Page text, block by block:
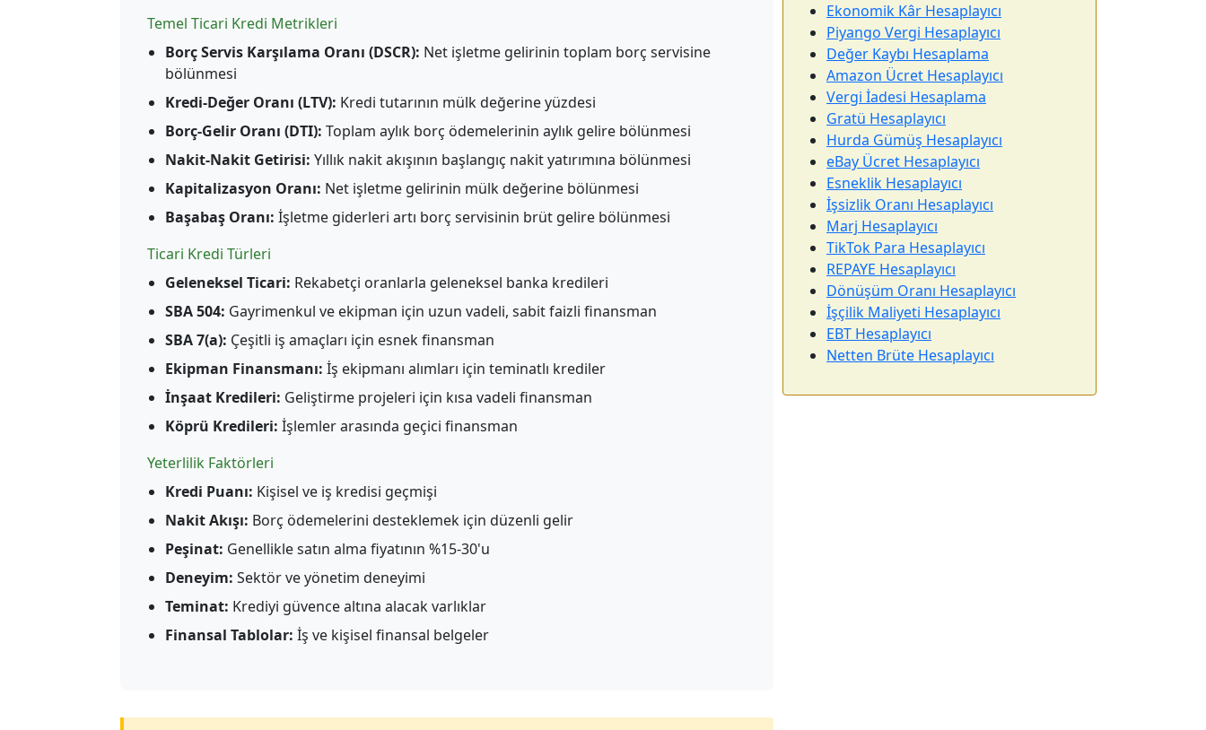
Temel Ticari Kredi Metrikleri
Borç Servis Karşılama Oranı (DSCR): Net işletme gelirinin toplam borç servisine
bölünmesi
Kredi-Değer Oranı (LTV): Kredi tutarının mülk değerine yüzdesi
Borç-Gelir Oranı (DTI): Toplam aylık borç ödemelerinin aylık gelire bölünmesi
Nakit-Nakit Getirisi: Yıllık nakit akışının başlangıç nakit yatırımına bölünmesi
Kapitalizasyon Oranı: Net işletme gelirinin mülk değerine bölünmesi
Başabaş Oranı: İşletme giderleri artı borç servisinin brüt gelire bölünmesi
Ticari Kredi Türleri
Geleneksel Ticari: Rekabetçi oranlarla geleneksel banka kredileri
SBA 504: Gayrimenkul ve ekipman için uzun vadeli, sabit faizli finansman
SBA 7(a): Çeşitli iş amaçları için esnek finansman
Ekipman Finansmanı: İş ekipmanı alımları için teminatlı krediler
İnşaat Kredileri: Geliştirme projeleri için kısa vadeli finansman
Köprü Kredileri: İşlemler arasında geçici finansman
Yeterlilik Faktörleri
Kredi Puanı: Kişisel ve iş kredisi geçmişi
Nakit Akışı: Borç ödemelerini desteklemek için düzenli gelir
Peşinat: Genellikle satın alma fiyatının %15-30'u
Deneyim: Sektör ve yönetim deneyimi
Teminat: Krediyi güvence altına alacak varlıklar
Finansal Tablolar: İş ve kişisel finansal belgeler
Ekonomik Kâr Hesaplayıcı
Piyango Vergi Hesaplayıcı
Değer Kaybı Hesaplama
Amazon Ücret Hesaplayıcı
Vergi İadesi Hesaplama
Gratü Hesaplayıcı
Hurda Gümüş Hesaplayıcı
eBay Ücret Hesaplayıcı
Esneklik Hesaplayıcı
İşsizlik Oranı Hesaplayıcı
Marj Hesaplayıcı
TikTok Para Hesaplayıcı
REPAYE Hesaplayıcı
Dönüşüm Oranı Hesaplayıcı
İşçilik Maliyeti Hesaplayıcı
EBT Hesaplayıcı
Netten Brüte Hesaplayıcı